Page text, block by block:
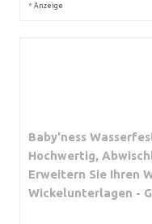
* Anzeige
Baby'ness
Hochwertig,
Erweitern Sie Ihren
Wickelunterlagen -